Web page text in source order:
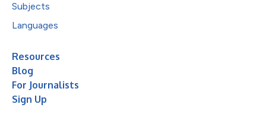
Subjects
Languages
Resources
Blog
For Journalists
Sign Up